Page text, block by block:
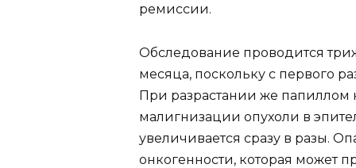
ремиссии.
Обследование проводится
месяца, поскольку с первого
При разрастании же папиллом
малигнизации опухоли в
увеличивается сразу в разы.
онкогенности, которая может